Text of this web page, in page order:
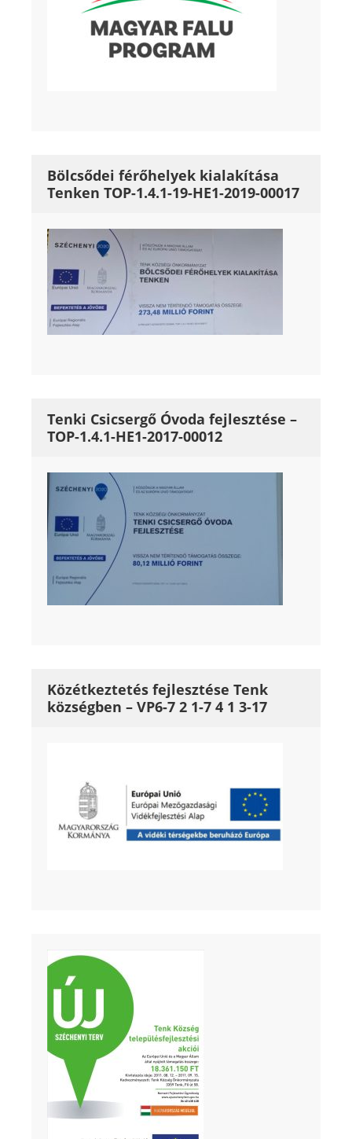
Bölcsődei férőhelyek kialakítása
Tenken TOP-1.4.1-19-HE1-2019-00017
Tenki Csicsergő Óvoda fejlesztése –
TOP-1.4.1-HE1-2017-00012
Közétkeztetés fejlesztése Tenk
községben – VP6-7 2 1-7 4 1 3-17